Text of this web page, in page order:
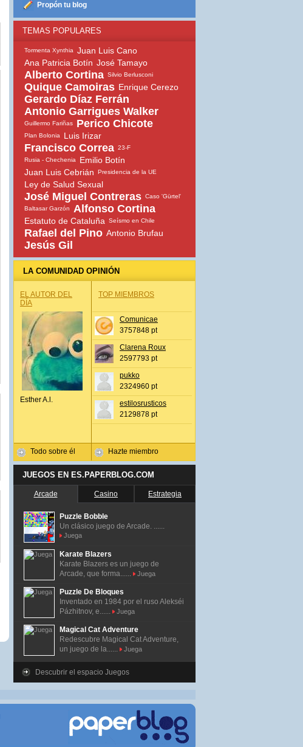
Propón tu blog
TEMAS POPULARES
Tormenta Xynthia
Juan Luis Cano
Ana Patricia Botín José Tamayo
Alberto Cortina Silvio Berlusconi
Quique Camoiras Enrique Cerezo
Gerardo Díaz Ferrán
Antonio Garrigues Walker
Guillermo Fariñas Perico Chicote
Plan Bolonia Luis Irizar
Francisco Correa 23-F
Rusia - Chechenia
Emilio Botín
Juan Luis Cebrián
Presidencia de la UE
Ley de Salud Sexual
José Miguel Contreras Caso 'Gürtel'
Baltasar Garzón
Alfonso Cortina
Estatuto de Cataluña Seísmo en Chile
Rafael del Pino Antonio Brufau
Jesús Gil
LA COMUNIDAD OPINIÓN
EL AUTOR DEL
DÍA
Esther A.l.
Todo sobre él
TOP MIEMBROS
Comunicae
3757848 pt
Clarena Roux
2597793 pt
pukko
2324960 pt
estilosrusticos
2129878 pt
Hazte miembro
JUEGOS EN ES.PAPERBLOG.COM
Arcade Casino Estrategia
Puzzle Bobble
Un clásico juego de Arcade. ......
Juega
Karate Blazers
Karate Blazers es un juego de
Arcade, que forma......
Juega
Puzzle De Bloques
Inventado en 1984 por el ruso Alekséi
Pázhitnov, e......
Juega
Magical Cat Adventure
Redescubre Magical Cat Adventure,
un juego de la......
Juega
Descubrir el espacio Juegos